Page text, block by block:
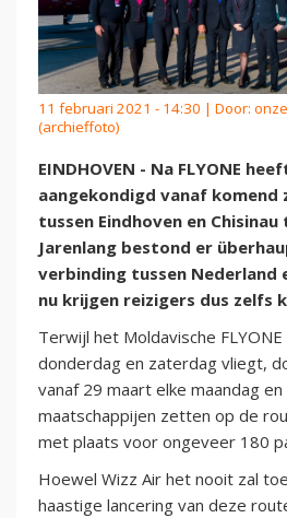
11 februari 2021 - 14:30 | Door:
(archieffoto)
EINDHOVEN - Na FLYONE
aangekondigd vanaf komend
tussen Eindhoven en
Jarenlang bestond er
verbinding tussen Nederland
nu krijgen reizigers dus zelfs
Terwijl het Moldavische
donderdag en zaterdag vliegt,
vanaf 29 maart elke maandag
maatschappijen zetten op de
met plaats voor ongeveer 180
Hoewel Wizz Air het nooit zal
haastige lancering van deze